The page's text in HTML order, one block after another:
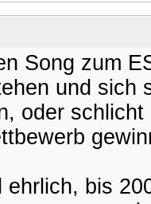
Song zum
und sich
oder
ehrlich, bis